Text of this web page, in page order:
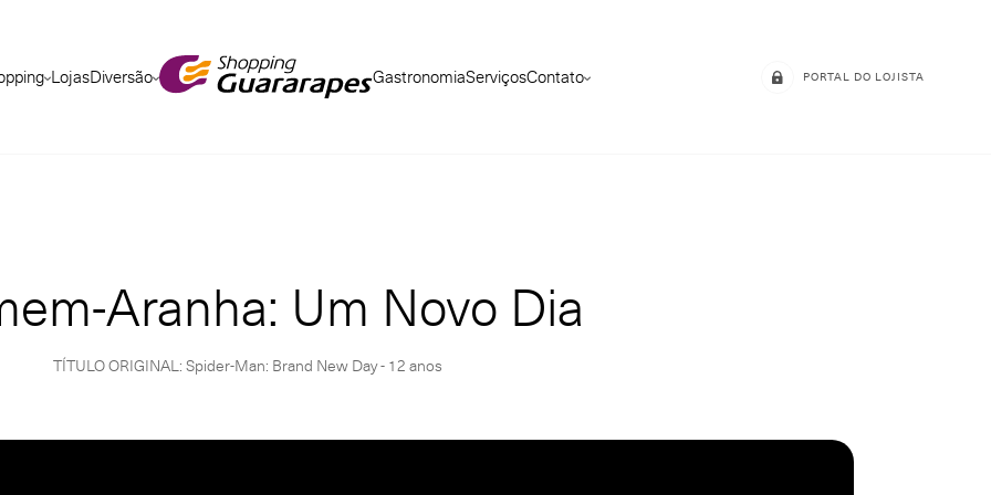
LojasDiversão GastronomiaServiçosContato PORTAL DO LOJISTA
Aranha: Um Novo Dia
TÍTULO ORIGINAL: Spider-Man: Brand New Day - 12 anos